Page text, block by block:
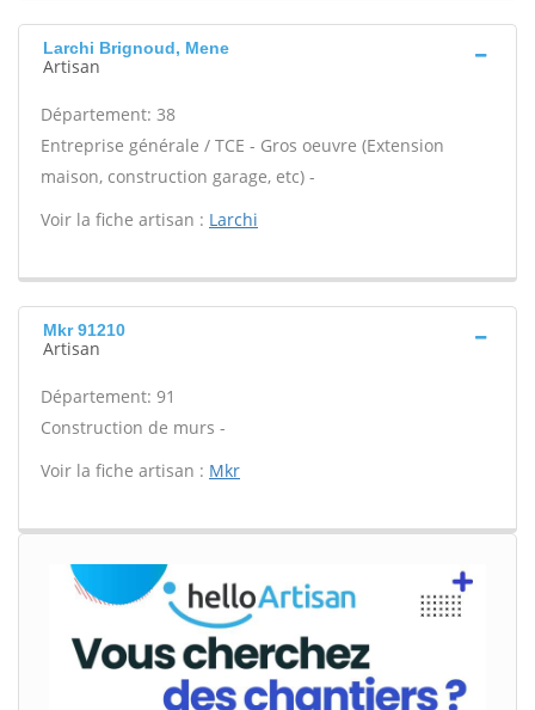
Larchi Brignoud, Mene
Artisan
Département: 38
Entreprise générale / TCE - Gros oeuvre (Extension
maison, construction garage, etc) -
Voir la fiche artisan : Larchi
Mkr 91210
Artisan
Département: 91
Construction de murs -
Voir la fiche artisan : Mkr